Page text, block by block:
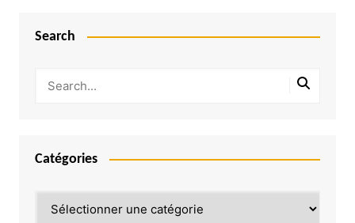
Search
Catégories